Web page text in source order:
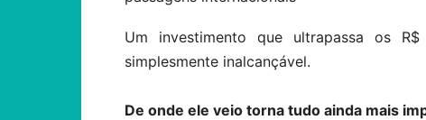
Um investimento que ultrapassa os
simplesmente inalcançável.
De onde ele veio torna tudo ainda mais